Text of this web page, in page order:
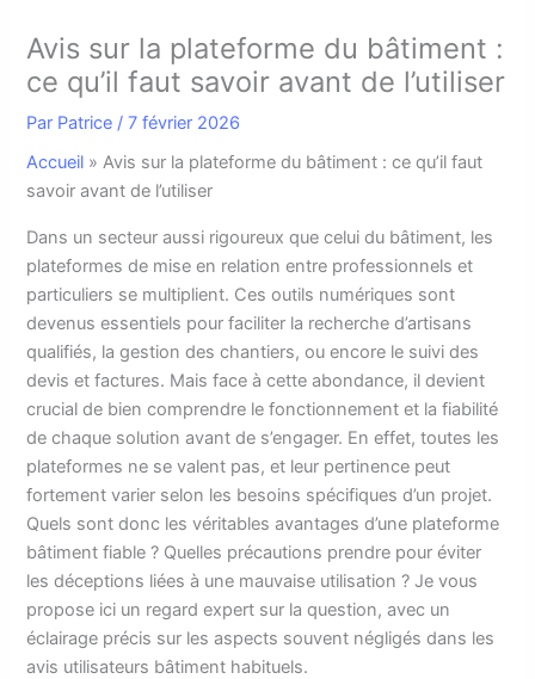
Avis sur la plateforme du bâtiment :
ce qu’il faut savoir avant de l’utiliser
Par Patrice /7 février 2026
Accueil »Avis sur la plateforme du bâtiment : ce qu’il faut
savoir avant de l’utiliser
Dans un secteur aussi rigoureux que celui du bâtiment, les
plateformes de mise en relation entre professionnels et
particuliers se multiplient. Ces outils numériques sont
devenus essentiels pour faciliter la recherche d’artisans
qualifiés, la gestion des chantiers, ou encore le suivi des
devis et factures. Mais face à cette abondance, il devient
crucial de bien comprendre le fonctionnement et la fiabilité
de chaque solution avant de s’engager. En effet, toutes les
plateformes ne se valent pas, et leur pertinence peut
fortement varier selon les besoins spécifiques d’un projet.
Quels sont donc les véritables avantages d’une plateforme
bâtiment fiable ? Quelles précautions prendre pour éviter
les déceptions liées à une mauvaise utilisation ? Je vous
propose ici un regard expert sur la question, avec un
éclairage précis sur les aspects souvent négligés dans les
avis utilisateurs bâtiment habituels.